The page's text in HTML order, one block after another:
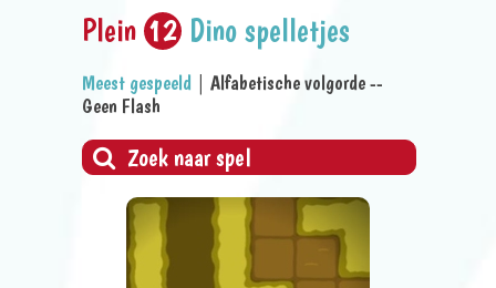
Plein 12 Dino spelletjes
Meest gespeeld Alfabetische volgorde--
Geen Flash